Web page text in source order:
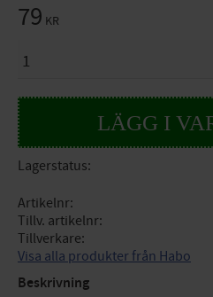
79 KR
Lagerstatus
Artikelnr
Tillv. artikelnr
Tillverkare
Visa alla produkter från Habo
Beskrivning